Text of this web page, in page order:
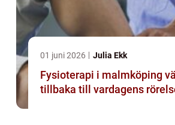
01 juni 2026 Julia Ekk
Fysioterapi i malmköping vägen
tillbaka till vardagens